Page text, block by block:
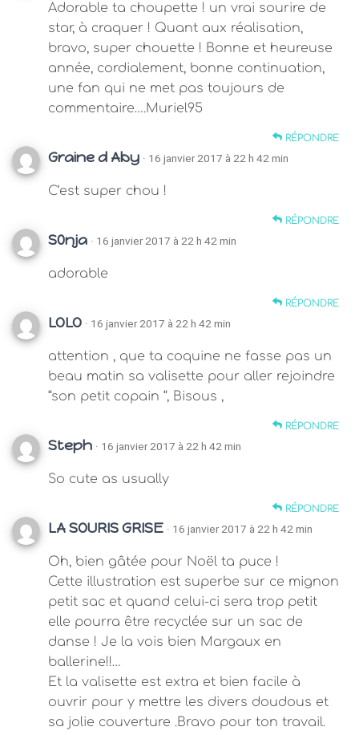
Adorable ta choupette ! un vrai sourire de
star, à craquer ! Quant aux réalisation,
bravo, super chouette ! Bonne et heureuse
année, cordialement, bonne continuation,
une fan qui ne met pas toujours de
commentaire….Muriel95
RÉPONDRE
Graine d Aby · 16 janvier 2017 à 22 h 42 min
C’est super chou !
RÉPONDRE
S0nja · 16 janvier 2017 à 22 h 42 min
adorable
RÉPONDRE
LOLO · 16 janvier 2017 à 22 h 42 min
attention , que ta coquine ne fasse pas un
beau matin sa valisette pour aller rejoindre
“son petit copain “, Bisous ,
RÉPONDRE
Steph · 16 janvier 2017 à 22 h 42 min
So cute as usually
RÉPONDRE
LA SOURIS GRISE · 16 janvier 2017 à 22 h 42 min
Oh, bien gâtée pour Noël ta puce !
Cette illustration est superbe sur ce mignon
petit sac et quand celui-ci sera trop petit
elle pourra être recyclée sur un sac de
danse ! Je la vois bien Margaux en
ballerine!!…
Et la valisette est extra et bien facile à
ouvrir pour y mettre les divers doudous et
sa jolie couverture .Bravo pour ton travail.